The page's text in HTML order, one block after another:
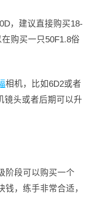
，建议直接购买18-
购买一只50F1.8俗
相机，比如6D2或者
镜头或者后期可以升
阶段可以购买一个
，练手非常合适，